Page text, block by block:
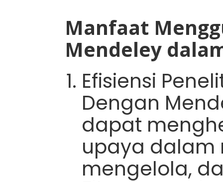
Manfaat
Mendeley
Efisiensi
Dengan
dapat
upaya dalam
mengelola,